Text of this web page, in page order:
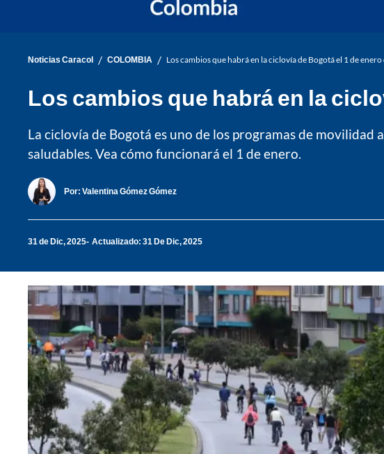
Noticias Caracol / COLOMBIA / Los cambios que habrá en la ciclovía de Bogotá el 1 de
Los cambios que habrá en la
La ciclovía de Bogotá es uno de los programas de
saludables. Vea cómo funcionará el 1 de enero.
Por: Valentina Gómez Gómez
31 de Dic, 2025 Actualizado: 31 De Dic, 2025